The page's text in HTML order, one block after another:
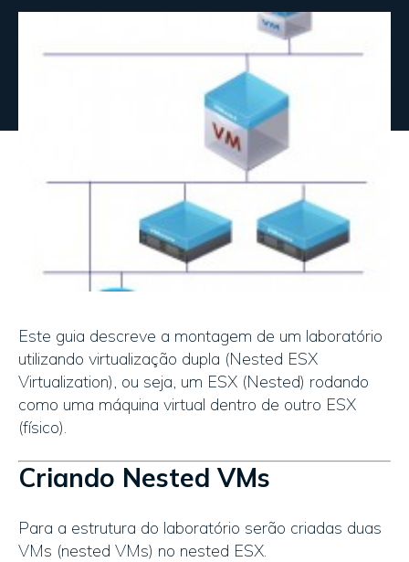
Este guia descreve a montagem de um laboratório
utilizando virtualização dupla (Nested ESX
Virtualization), ou seja, um ESX (Nested) rodando
como uma máquina virtual dentro de outro ESX
(físico).
Criando Nested VMs
Para a estrutura do laboratório serão criadas duas
VMs (nested VMs) no nested ESX.